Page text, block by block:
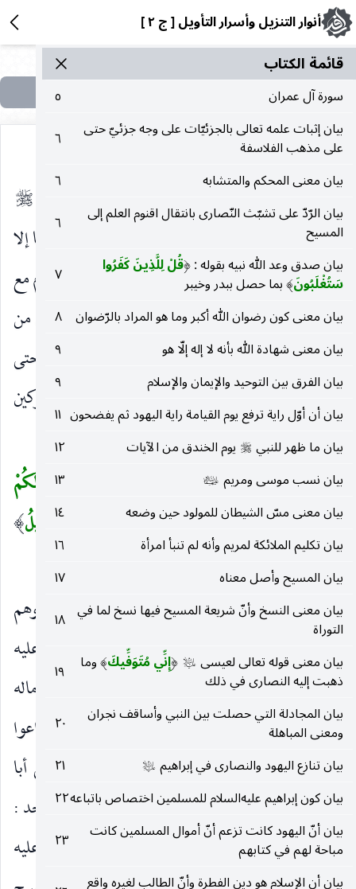
أنوار التنزيل وأسرار التأويل [ ج ٢ ]
قائمة الکتاب
سورة آل عمران
٥
بيان إثبات علمه تعالى بالجزئيّات على وجه جزئيّ حتى
على مذهب الفلاسفة
٦
بيان معنى المحكم والمتشابه
٦
بيان الرّدّ على تشبّث النّصارى بانتقال اقنوم العلم إلى
المسيح
٦
بيان صدق وعد الله نبيه بقوله : (قُلْ لِلَّذِينَ كَفَرُوا
سَتُغْلَبُونَ) بما حصل ببدر وخيبر
٧
بيان معنى كون رضوان الله أكبر وما هو المراد بالرّضوان ٨
بيان معنى شهادة الله بأنه لا إله إلّا هو
٩
بيان الفرق بين التوحيد والإيمان والإسلام
٩
بيان أن أوّل راية ترفع يوم القيامة راية اليهود ثم يفضحون ١١
بيان ما ظهر للنبي صلى‌الله‌عليه‌وسلم يوم الخندق من الآيات
١٢
بيان نسب موسى ومريم عليهما‌السلام
١٣
بيان معنى مسّ الشيطان للمولود حين وضعه
١٤
بيان تكليم الملائكة لمريم وأنه لم تنبأ امرأة
١٦
بيان المسيح وأصل معناه
١٧
بيان معنى النسخ وأنّ شريعة المسيح فيها نسخ لما في
التوراة
١٨
بيان معنى قوله تعالى لعيسى عليه‌السلام (إِنِّي مُتَوَفِّيكَ) وما
ذهبت إليه النصارى في ذلك
١٩
بيان المجادلة التي حصلت بين النبي وأساقف نجران
ومعنى المباهلة
٢٠
بيان تنازع اليهود والنصارى في إبراهيم عليه‌السلام
٢١
بيان كون إبراهيم عليه‌السلام للمسلمين اختصاص باتباعه٢٢
بيان أنّ اليهود كانت تزعم أنّ أموال المسلمين كانت
مباحة لهم في كتابهم
٢٣
بيان أن الإسلام هو دين الفطرة وأنّ الطالب لغيره واقع
الروحاء ندموا وهموا بالرجوع ، فبلغ ذلك رسول الله صلى‌الله‌عليه‌وسلم
فندب أصحابه للخروج في طلبه وقال لا يخرجن معنا إلا
من حضر يومنا بالأمس ، فخرج عليه الصلاة والسلام مع
جماعة حتى بلغوا حمراء الأسد. وهي على ثمانية أميال من
المدينة. وكان بأصحابه القرح فتحاملوا على أنفسهم حتى
لا يفوتهم الأجر ، وألقى الله الرعب في قلوب المشركين
فذهبوا) فنزلت.
(الَّذِينَ قالَ لَهُمُ النَّاسُ إِنَّ النَّاسَ قَدْ جَمَعُوا لَكُمْ
فَاخْشَوْهُمْ فَزادَهُمْ إِيماناً وَقالُوا حَسْبُنَا اللهُ وَنِعْمَ الْوَكِيلُ)
(١٧٣)
(الَّذِينَ قالَ لَهُمُ النَّاسُ)يعني الركب الذين استقبلوهم
من عبد قيس أو نعيم بن مسعود الأشجعي ، وأطلق عليه
الناس لأنه من جنسهم كما يقال فلان يركب الخيل وماله
إلا فرس واحد لأنه انضم إليه ناس من المدينة وأذاعوا
كلامه.(إِنَّ النَّاسَ قَدْ جَمَعُوا لَكُمْ فَاخْشَوْهُمْ )يعني أبا
سفيان وأصحابه روي : أنه نادى عند انصرافه من أحد :
يا محمد موعدنا موسم بدر القابل إن شئت فقال عليه